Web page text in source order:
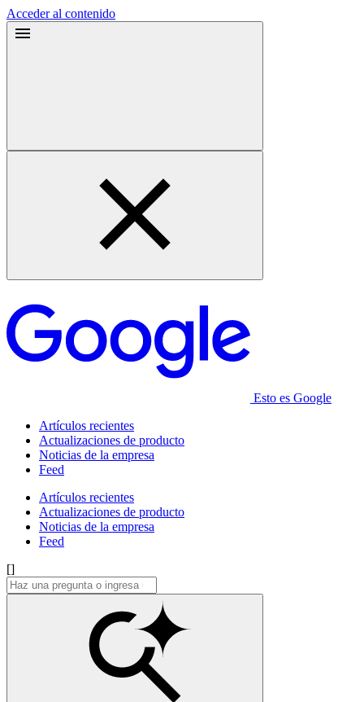
Acceder al contenido
Esto es Google
Artículos recientes
Actualizaciones de producto
Noticias de la empresa
Feed
Artículos recientes
Actualizaciones de producto
Noticias de la empresa
Feed
[]